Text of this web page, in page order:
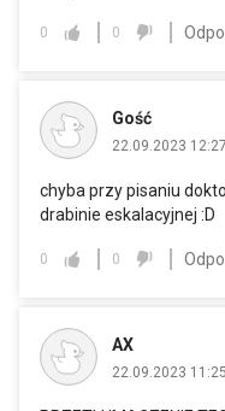
0 0
Gość
22.09.2023 12:27
chyba przy pisaniu
drabinie eskalacyjnej :D
0 0
AX
22.09.2023 11:25